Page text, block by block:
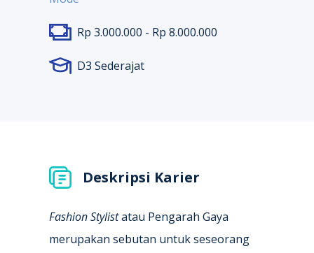
Rp 3.000.000 - Rp 8.000.000
D3 Sederajat
Deskripsi Karier
Fashion Stylistatau Pengarah Gaya
merupakan sebutan untuk seseorang